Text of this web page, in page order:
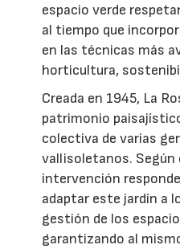
espacio verde
al tiempo que
en las técnicas más
horticultura,
Creada en 1945, La
patrimonio
colectiva de varias
vallisoletanos. Según
intervención
adaptar este jardín a
gestión de los
garantizando al